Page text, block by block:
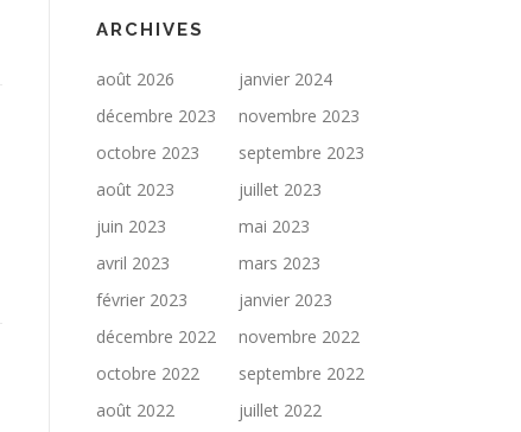
ARCHIVES
août 2026
janvier 2024
décembre 2023
novembre 2023
octobre 2023
septembre 2023
août 2023
juillet 2023
juin 2023
mai 2023
avril 2023
mars 2023
février 2023
janvier 2023
décembre 2022
novembre 2022
octobre 2022
septembre 2022
août 2022
juillet 2022